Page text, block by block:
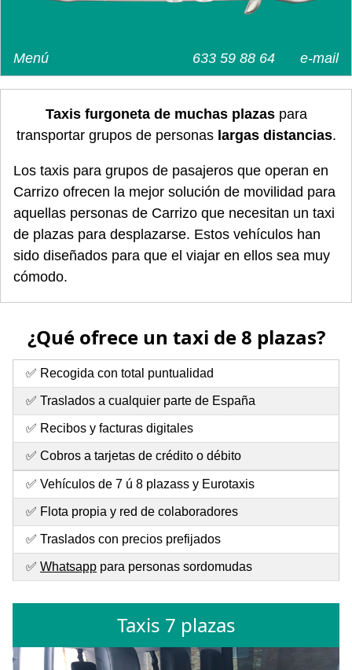
e-mail
633 59 88 64
Menú
Taxis furgoneta de muchas plazaspara
transportar grupos de personas largas distancias.
Los taxis para grupos de pasajeros que operan en
Carrizo ofrecen la mejor solución de movilidad para
aquellas personas de Carrizo que necesitan un taxi
de plazas para desplazarse. Estos vehículos han
sido diseñados para que el viajar en ellos sea muy
cómodo.
¿Qué ofrece un taxi de 8 plazas?
✅ Recogida con total puntualidad
✅ Traslados a cualquier parte de España
✅ Recibos y facturas digitales
✅ Cobros a tarjetas de crédito o débito
✅ Vehículos de 7 ú 8 plazass y Eurotaxis
✅ Flota propia y red de colaboradores
✅ Traslados con precios prefijados
✅ Whatsapp para personas sordomudas
Taxis 7 plazas